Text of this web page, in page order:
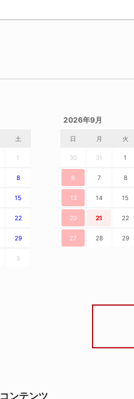
土
1
8
15
22
29
5
2026年9月
日 月 火
30 31 1
6 7 8
13 14 15
20 21 22
27 28 29
コンテンツ